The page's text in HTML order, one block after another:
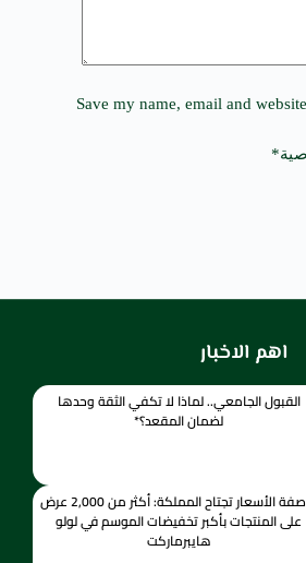
Save my name, email and
*
اهم الاخبار
القبول الجامعي.. لماذا لا تكفي الثقة وحدها
لضمان المقعد؟*
عاصفة الأسعار تجتاح المملكة: أكثر من 2,000 عرض
على المنتجات بأكبر تخفيضات الموسم في لولو
هايبرماركت